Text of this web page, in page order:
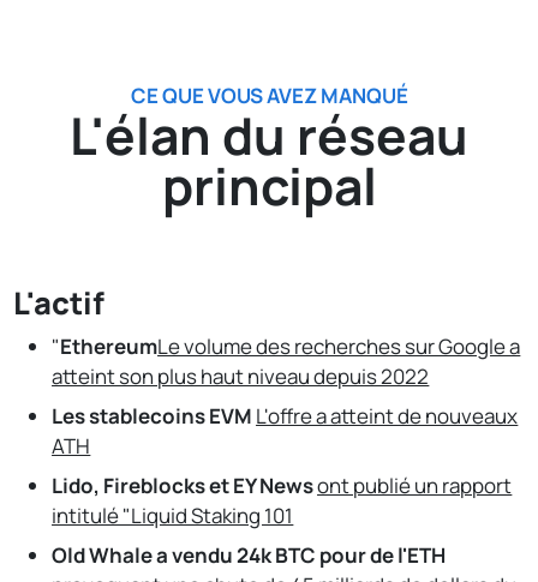
CE QUE VOUS AVEZ MANQUÉ
L'élan du réseau
principal
L'actif
"EthereumLe volume des recherches sur Google a
atteint son plus haut niveau depuis 2022
Les stablecoins EVM L'offre a atteint de nouveaux
ATH
Lido, Fireblocks et EY Newsont publié un rapport
intitulé "Liquid Staking 101
Old Whale a vendu 24k BTC pour de l'ETH